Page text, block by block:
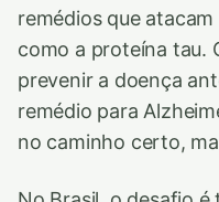
remédios que
como a proteína tau.
prevenir a doença
remédio para
no caminho certo,